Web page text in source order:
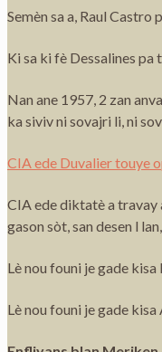
Semèn sa a, Raul
Ki sa ki fè Dessalines pa
Nan ane 1957, 2 zan
ka siviv ni sovajri li, ni
CIA ede Duvalier touye
CIA ede diktatè a travay
gason sòt, san desen l
Lè nou founi je gade
Lè nou founi je gade